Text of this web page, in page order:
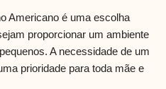
Americano é uma escolha
proporcionar um ambiente
A necessidade de um
prioridade para toda mãe e